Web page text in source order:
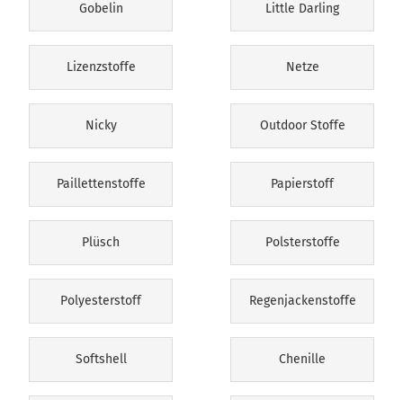
Gobelin Little Darling
Lizenzstoffe Netze
Nicky Outdoor Stoffe
Paillettenstoffe Papierstoff
Plüsch Polsterstoffe
Polyesterstoff Regenjackenstoffe
Softshell Chenille